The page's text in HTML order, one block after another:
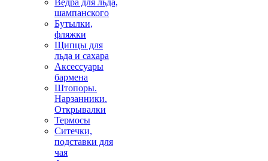
Ведра для льда,
шампанского
Бутылки,
фляжки
Щипцы для
льда и сахара
Аксессуары
бармена
Штопоры.
Нарзанники.
Открывалки
Термосы
Ситечки,
подставки для
чая